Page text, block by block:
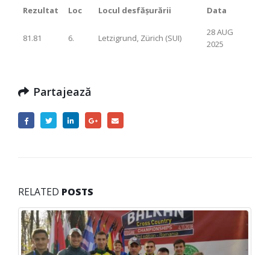
Rezultat Loc Locul desfășurării Data
81.81 6. Letzigrund, Zürich (SUI)
28 AUG
2025
Partajează
RELATED POSTS